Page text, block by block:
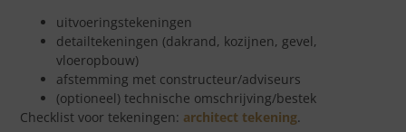
uitvoeringstekeningen
detailtekeningen (dakrand, kozijnen, gevel,
vloeropbouw)
afstemming met constructeur/adviseurs
(optioneel) technische omschrijving/bestek
Checklist voor tekeningen: architect tekening.